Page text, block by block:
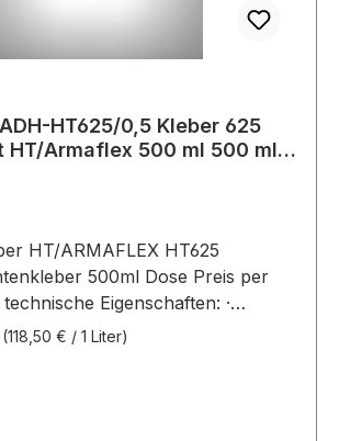
HT625/0,5 Kleber 625
HT/Armaflex 500 ml 500 ml
HT/ARMAFLEX HT625
500ml Dose Preis per
Eigenschaften: ·
2 · Gefahrenhinweis:
(118,50 € / 1 Liter)